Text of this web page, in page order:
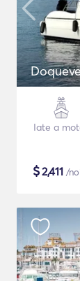
Iate a
$2,411 /